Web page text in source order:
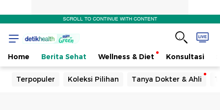
SCROLL TO CONTINUE WITH CONTENT
Home Berita Sehat Wellness & Diet Konsultasi
Terpopuler Koleksi Pilihan Tanya Dokter & Ahli